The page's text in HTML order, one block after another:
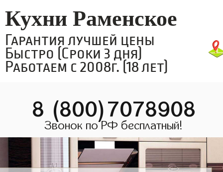
Кухни Раменское
Гарантия лучшей цены
Быстро (Сроки 3 дня)
Работаем с 2008г. (18 лет)
8 (800)7078908
Звонок по РФ бесплатный!